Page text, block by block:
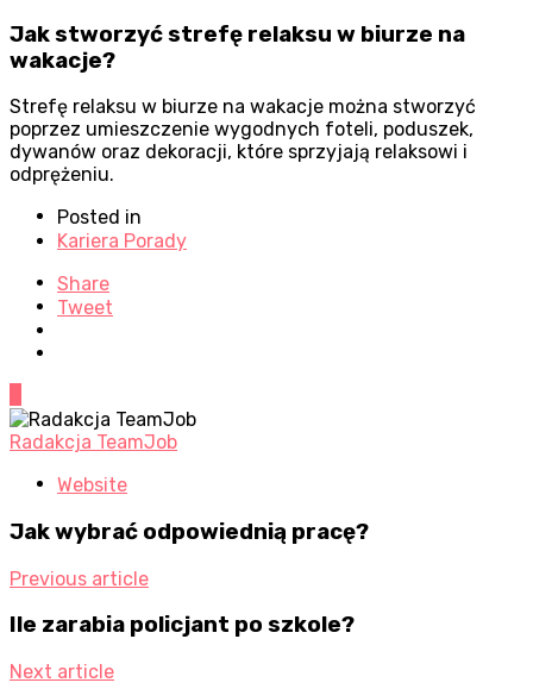
Jak stworzyć strefę relaksu w biurze na
wakacje?
Strefę relaksu w biurze na wakacje można stworzyć
poprzez umieszczenie wygodnych foteli, poduszek,
dywanów oraz dekoracji, które sprzyjają relaksowi i
odprężeniu.
Posted in
Kariera Porady
Share
Tweet
Radakcja TeamJob
Website
Jak wybrać odpowiednią pracę?
Previous article
Ile zarabia policjant po szkole?
Next article